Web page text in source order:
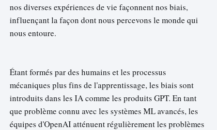
nos diverses expériences de vie façonnent nos biais,
influençant la façon dont nous percevons le monde qui
nous entoure.
Étant formés par des humains et les processus
mécaniques plus fins de l'apprentissage, les biais sont
introduits dans les IA comme les produits GPT. En tant
que problème connu avec les systèmes ML avancés, les
équipes d'OpenAI atténuent régulièrement les problèmes